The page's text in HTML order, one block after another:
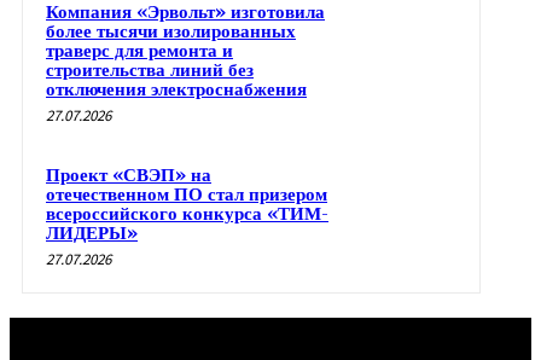
Компания «Эрвольт» изготовила
более тысячи изолированных
траверс для ремонта и
строительства линий без
отключения электроснабжения
27.07.2026
Проект «СВЭП» на
отечественном ПО стал призером
всероссийского конкурса «ТИМ-
ЛИДЕРЫ»
27.07.2026